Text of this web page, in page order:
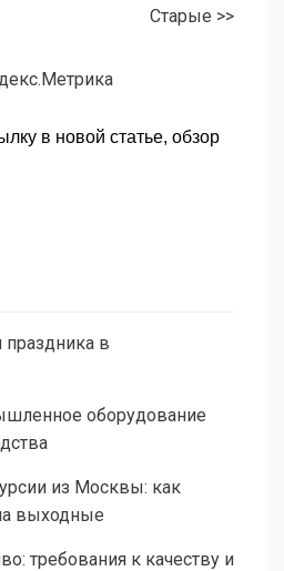
Старые >>
в новой статье, обзор
в
оборудование
из Москвы: как
выходные
требования к качеству и